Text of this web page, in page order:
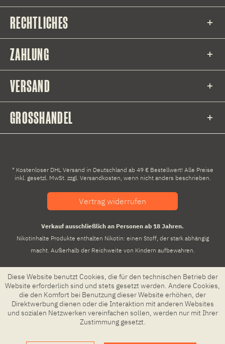
RECHTLICHES
ZAHLUNG
VERSAND
GROSSHANDEL
* Kostenloser DHL Versand in Deutschland ab 49 € Bestellwert! Alle Preise
inkl. gesetzl. MwSt. zzgl. Versandkosten , wenn nicht anders beschrieben.
Vertrag widerrufen
Verkauf ausschließlich an Personen ab 18 Jahren.
Nikotinhalte Produkte enthalten Nikotin: einen Stoff, der stark abhängig
macht. Außerhalb der Reichweite von Kindern aufbewahren.
Diese Website benutzt Cookies, die für den technischen Betrieb der
Website erforderlich sind und stets gesetzt werden. Andere Cookies,
die den Komfort bei Benutzung dieser Website erhöhen, der
Direktwerbung dienen oder die Interaktion mit anderen Websites
und sozialen Netzwerken vereinfachen sollen, werden nur mit Ihrer
Zustimmung gesetzt.